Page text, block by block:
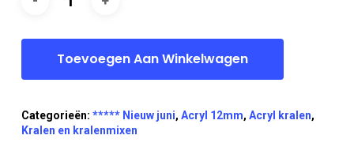
Toevoegen Aan Winkelwagen
Categorieën: ***** Nieuw juni, Acryl 12mm, Acryl kralen,
Kralen en kralenmixen